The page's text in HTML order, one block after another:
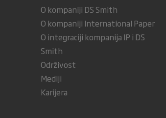
O kompaniji DS Smith
O kompaniji International Paper
O integraciji kompanija IP i DS
Smith
Održivost
Mediji
Karijera